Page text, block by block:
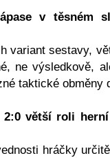
v těsném
variant sestavy,
ne výsledkově,
taktické obměny
větší roli
hráčky